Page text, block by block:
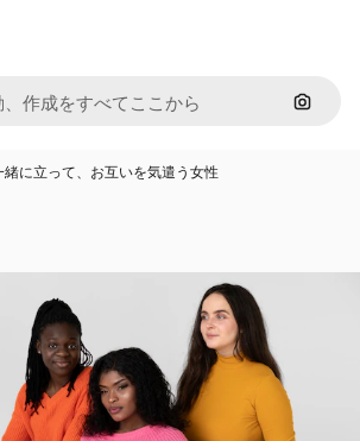
画像で
緒に立って、お互いを気遣う女性